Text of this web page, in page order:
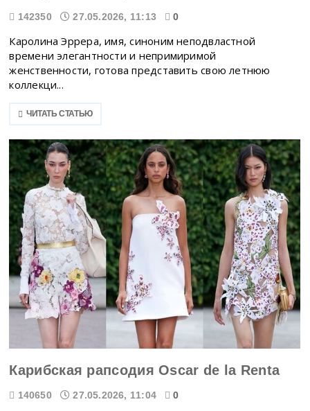
142350 27.05.2026, 11:13 0
Каролина Эррера, имя, синоним неподвластной
времени элегантности и непримиримой
женственности, готова представить свою летнюю
коллекци...
ЧИТАТЬ СТАТЬЮ
Карибская рапсодия Oscar de la Renta
140650 27.05.2026, 11:04 0